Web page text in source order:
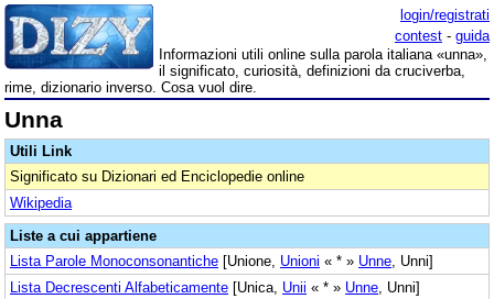
login/registrati
contest - guida
Informazioni utili online sulla parola italiana «unna»,
il significato, curiosità, definizioni da cruciverba,
rime, dizionario inverso. Cosa vuol dire.
Unna
Utili Link
Significato su Dizionari ed Enciclopedie online
Wikipedia
Liste a cui appartiene
Lista Parole Monoconsonantiche [Unione, Unioni « * » Unne , Unni]
Lista Decrescenti Alfabeticamente [Unica, Unii « * » Unne , Unni]